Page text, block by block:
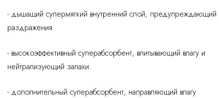
- дышащий супермягкий внутренний слой, предупреждающий
раздражения.
- высокоэффективный суперабсорбент, впитывающий влагу и
нейтрализующий запахи.
- дополнительный суперабсорбент, направляющий влагу